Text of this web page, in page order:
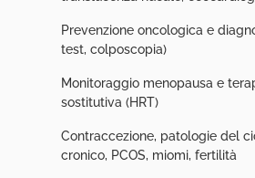
Prevenzione oncologica e
test, colposcopia)
Monitoraggio menopausa e
sostitutiva (HRT)
Contraccezione, patologie del
cronico, PCOS, miomi, fertilità